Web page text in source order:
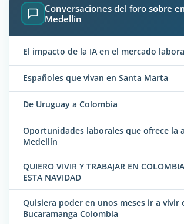
Conversaciones del foro sobre
Medellín
El impacto de la IA en el mercado
Españoles que vivan en Santa Marta
De Uruguay a Colombia
Oportunidades laborales que ofrece la
Medellín
QUIERO VIVIR Y TRABAJAR EN
ESTA NAVIDAD
Quisiera poder en unos meses ir a vivir
Bucaramanga Colombia